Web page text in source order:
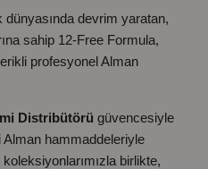
devrim yaratan,
sahip 12-Free Formula,
profesyonel Alman
Distribütörü güvencesiyle
hammaddeleriyle
birlikte,